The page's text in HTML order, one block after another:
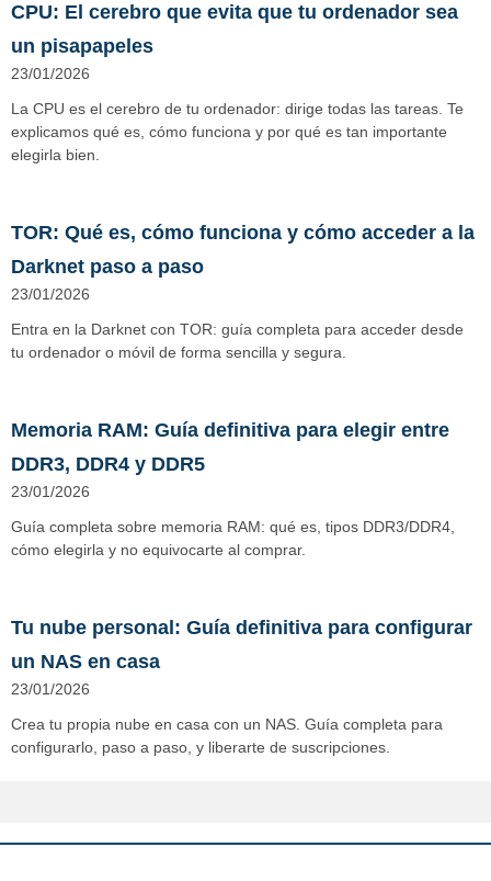
CPU: El cerebro que evita que tu ordenador sea
un pisapapeles
23/01/2026
La CPU es el cerebro de tu ordenador: dirige todas las tareas. Te
explicamos qué es, cómo funciona y por qué es tan importante
elegirla bien.
TOR: Qué es, cómo funciona y cómo acceder a la
Darknet paso a paso
23/01/2026
Entra en la Darknet con TOR: guía completa para acceder desde
tu ordenador o móvil de forma sencilla y segura.
Memoria RAM: Guía definitiva para elegir entre
DDR3, DDR4 y DDR5
23/01/2026
Guía completa sobre memoria RAM: qué es, tipos DDR3/DDR4,
cómo elegirla y no equivocarte al comprar.
Tu nube personal: Guía definitiva para configurar
un NAS en casa
23/01/2026
Crea tu propia nube en casa con un NAS. Guía completa para
configurarlo, paso a paso, y liberarte de suscripciones.